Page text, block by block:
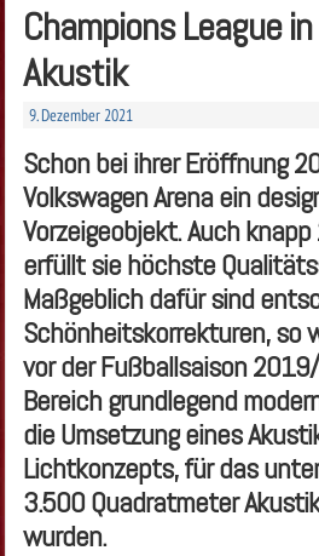
Champions League
Akustik
9. Dezember 2021
Schon bei ihrer Eröffnung
Volkswagen Arena ein
Vorzeigeobjekt. Auch
erfüllt sie höchste
Maßgeblich dafür sind
Schönheitskorrekturen, so
vor der Fußballsaison
Bereich grundlegend
die Umsetzung eines
Lichtkonzepts, für das
3.500 Quadratmeter
wurden.